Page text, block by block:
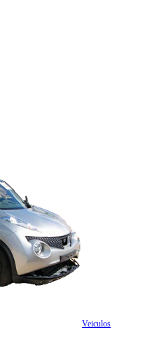
Veiculos